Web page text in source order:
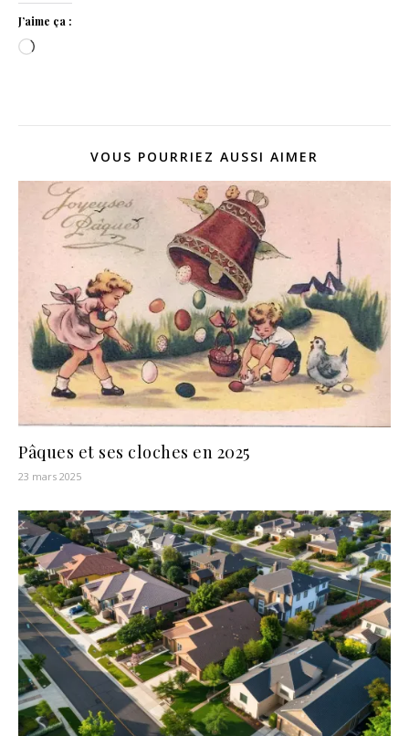
J’aime ça :
Chargement…
VOUS POURRIEZ AUSSI AIMER
Pâques et ses cloches en 2025
23 mars 2025